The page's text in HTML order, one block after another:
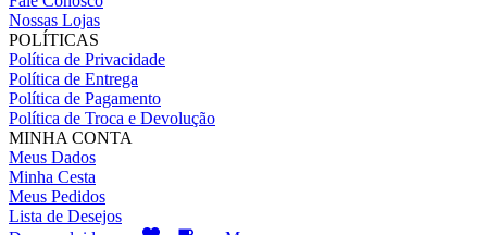
Nossas Lojas
POLÍTICAS
Política de Privacidade
Política de Entrega
Política de Pagamento
Política de Troca e Devolução
MINHA CONTA
Meus Dados
Minha Cesta
Meus Pedidos
Lista de Desejos